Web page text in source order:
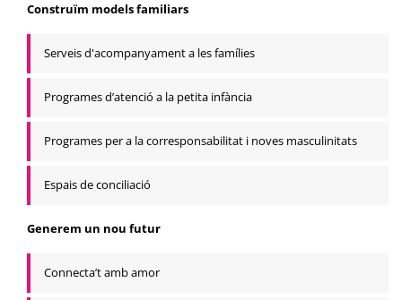
Construïm models familiars
Serveis d'acompanyament a les famílies
Programes d’atenció a la petita infància
Programes per a la corresponsabilitat i noves masculinitats
Espais de conciliació
Generem un nou futur
Connecta’t amb amor